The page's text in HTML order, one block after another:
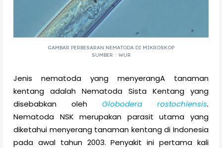
GAMBAR PERBESARAN NEMATODA DI MIKROSKOP
SUMBER : WUR
Jenis nematoda yang menyerangA tanaman
kentang adalah Nematoda Sista Kentang yang
disebabkan olehGlobodera rostochiensis.
Nematoda NSK merupakan parasit utama yang
diketahui menyerang tanaman kentang di Indonesia
pada awal tahun 2003. Penyakit ini pertama kali